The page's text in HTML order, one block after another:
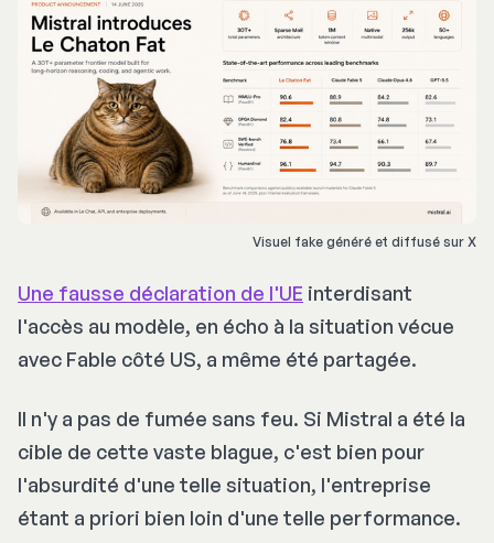
Visuel fake généré et diffusé sur X
Une fausse déclaration de l'UE interdisant
l'accès au modèle, en écho à la situation vécue
avec Fable côté US, a même été partagée.
Il n'y a pas de fumée sans feu. Si Mistral a été la
cible de cette vaste blague, c'est bien pour
l'absurdité d'une telle situation, l'entreprise
étant a priori bien loin d'une telle performance.